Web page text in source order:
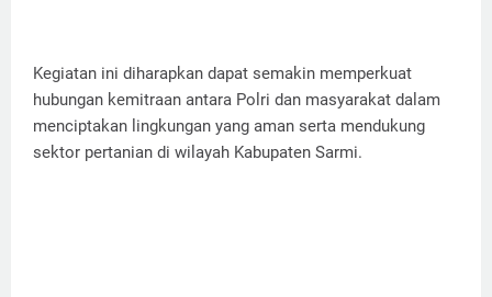
Kegiatan ini diharapkan dapat semakin memperkuat
hubungan kemitraan antara Polri dan masyarakat dalam
menciptakan lingkungan yang aman serta mendukung
sektor pertanian di wilayah Kabupaten Sarmi.